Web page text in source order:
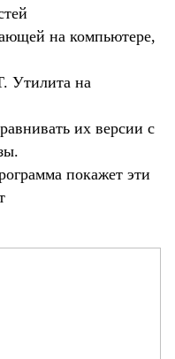
на компьютере,
Утилита на
их версии с
покажет эти